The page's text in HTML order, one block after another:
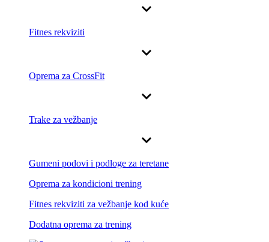
Fitnes rekviziti
Oprema za CrossFit
Trake za vežbanje
Gumeni podovi i podloge za teretane
Oprema za kondicioni trening
Fitnes rekviziti za vežbanje kod kuće
Dodatna oprema za trening